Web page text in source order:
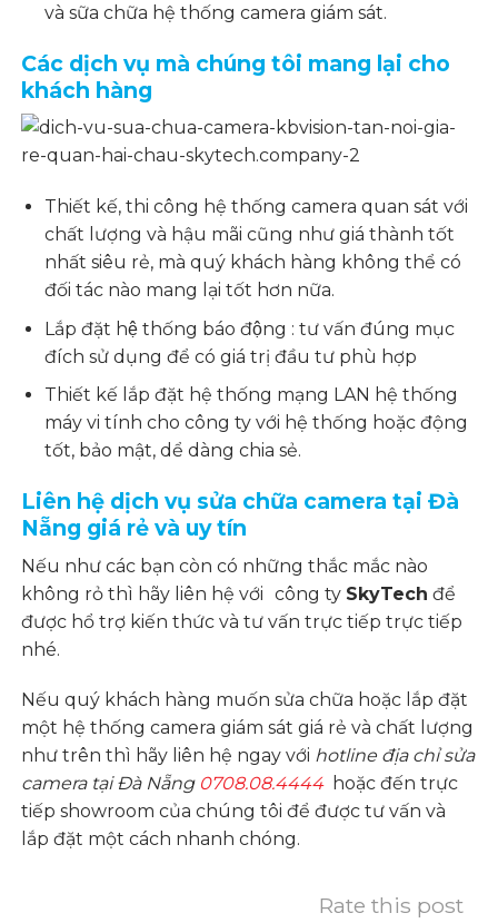
và sữa chữa hệ thống camera giám sát.
Các dịch vụ mà chúng tôi mang lại cho
khách hàng
Thiết kế, thi công hệ thống camera quan sát với
chất lượng và hậu mãi cũng như giá thành tốt
nhất siêu rẻ, mà quý khách hàng không thể có
đối tác nào mang lại tốt hơn nữa.
Lắp đặt hệ thống báo động : tư vấn đúng mục
đích sử dụng để có giá trị đầu tư phù hợp
Thiết kế lắp đặt hệ thống mạng LAN hệ thống
máy vi tính cho công ty với hệ thống hoặc động
tốt, bảo mật, dể dàng chia sẻ.
Liên hệ dịch vụ sửa chữa camera tại Đà
Nẵng giá rẻ và uy tín
Nếu như các bạn còn có những thắc mắc nào
không rỏ thì hãy liên hệ với
công ty SkyTech để
được hổ trợ kiến thức và tư vấn trực tiếp trực tiếp
nhé.
Nếu quý khách hàng muốn sửa chữa hoặc lắp đặt
một hệ thống camera giám sát giá rẻ và chất lượng
như trên thì hãy liên hệ ngay với hotline địa chỉ sửa
camera tại Đà Nẵng 0708.08.4444 hoặc đến trực
tiếp showroom của chúng tôi để được tư vấn và
lắp đặt một cách nhanh chóng.
Rate this post